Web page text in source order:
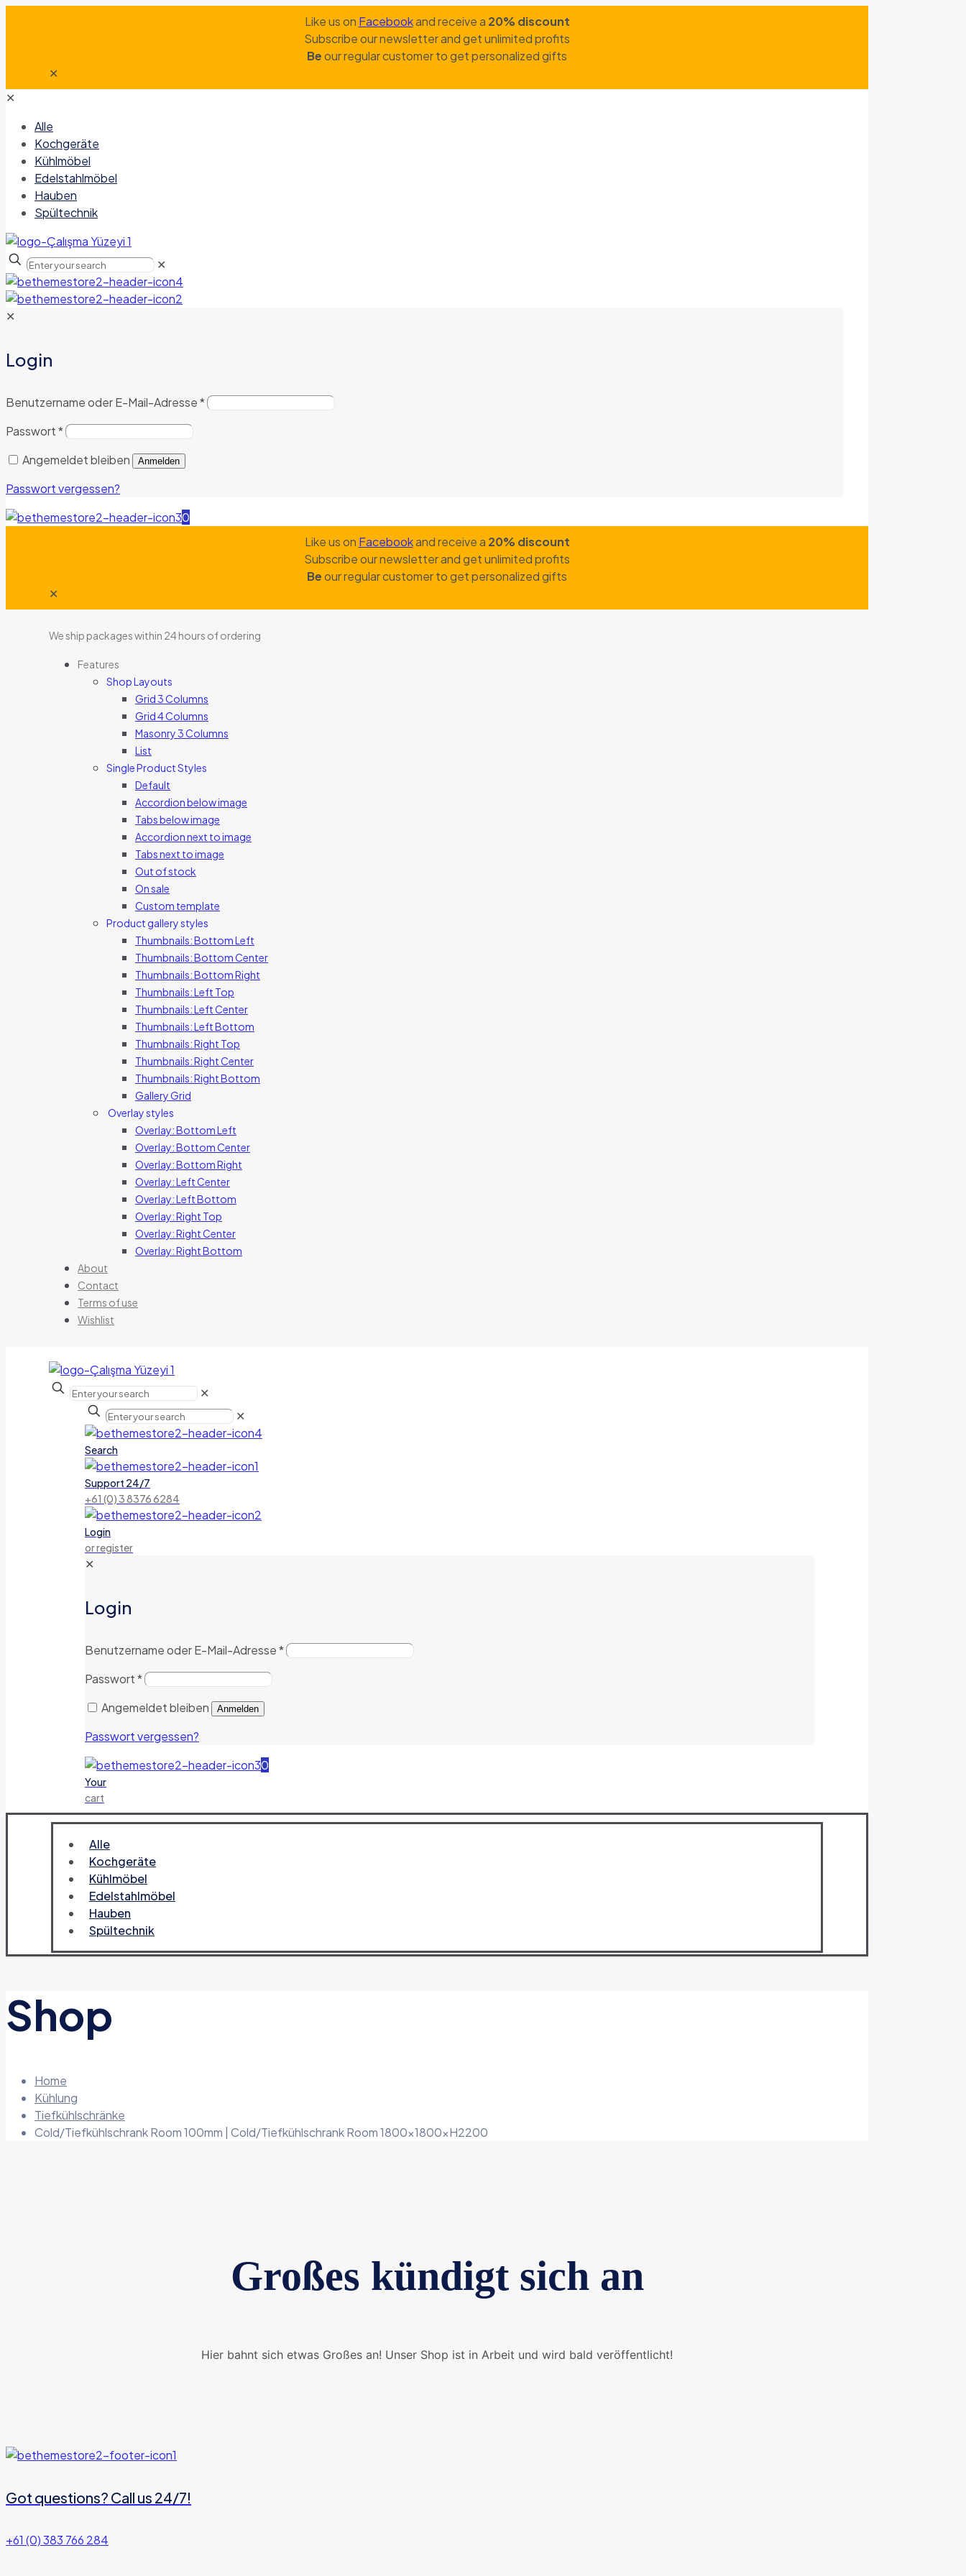
Like us on Facebookand receive a 20% discount
Subscribe our newsletter and get unlimited profits
Beour regular customer to get personalized gifts
✕
✕
Alle
Kochgeräte
Kühlmöbel
Edelstahlmöbel
Hauben
Spültechnik
✕
✕
Login
Benutzername oder E-Mail-Adresse*
Passwort*
Angemeldet bleiben
Anmelden
Passwort vergessen?
0
Like us on Facebookand receive a 20% discount
Subscribe our newsletter and get unlimited profits
Beour regular customer to get personalized gifts
✕
We ship packages within 24 hours of ordering
Features
Shop Layouts
Grid 3 Columns
Grid 4 Columns
Masonry 3 Columns
List
Single Product Styles
Default
Accordion below image
Tabs below image
Accordion next to image
Tabs next to image
Out of stock
On sale
Custom template
Product gallery styles
Thumbnails: Bottom Left
Thumbnails: Bottom Center
Thumbnails: Bottom Right
Thumbnails: Left Top
Thumbnails: Left Center
Thumbnails: Left Bottom
Thumbnails: Right Top
Thumbnails: Right Center
Thumbnails: Right Bottom
Gallery Grid
Overlay styles
Overlay: Bottom Left
Overlay: Bottom Center
Overlay: Bottom Right
Overlay: Left Center
Overlay: Left Bottom
Overlay: Right Top
Overlay: Right Center
Overlay: Right Bottom
About
Contact
Terms of use
Wishlist
✕
✕
Search
Support 24/7
+61 (0) 3 8376 6284
Login
or register
✕
Login
Benutzername oder E-Mail-Adresse*
Passwort*
Angemeldet bleiben
Anmelden
Passwort vergessen?
0
Your
cart
Alle
Kochgeräte
Kühlmöbel
Edelstahlmöbel
Hauben
Spültechnik
Shop
Home
Kühlung
Tiefkühlschränke
Cold/Tiefkühlschrank Room 100mm | Cold/Tiefkühlschrank Room 1800x1800xH2200
Großes kündigt sich an
Hier bahnt sich etwas Großes an! Unser Shop ist in Arbeit und wird bald veröffentlicht!
Got questions? Call us 24/7!
+61 (0) 383 766 284